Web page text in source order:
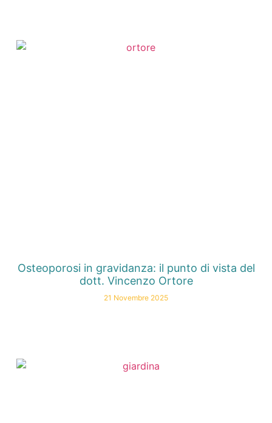
Osteoporosi in gravidanza: il punto di vista del
dott. Vincenzo Ortore
21 Novembre 2025